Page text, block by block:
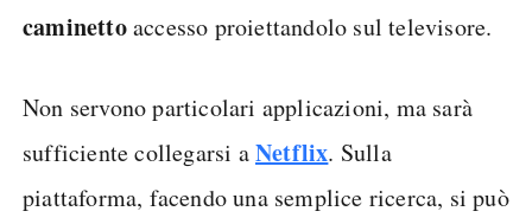
caminettoaccesso proiettandolo sul televisore.
Non servono particolari applicazioni, ma sarà
sufficiente collegarsi aNetflix. Sulla
piattaforma, facendo una semplice ricerca, si può